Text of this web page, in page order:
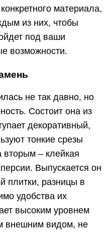
материала,
из них, чтобы
под ваши
возможности.
не так давно, но
Состоит она из
декоративный,
тонкие срезы
вторым – клейкая
Выпускается он
плитки, разницы в
удобства их
высоким уровнем
внешним видом, не